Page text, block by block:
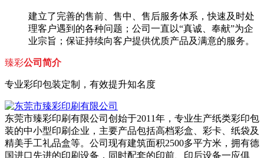
建立了完善的售前、售中、售后服务体系，快速及时处
理客户遇到的各种问题；公司一直以“真诚、奉献”为企
业宗旨；保证持续向客户提供优质产品及满意的服务。
臻彩公司简介
专业彩印包装定制，有效提升知名度
东莞市臻彩印刷有限公司创始于2011年，专业生产纸类彩印包
装的中小型印刷企业，主要产品包括高档彩盒、彩卡、纸袋及
精美手工礼品盒等。公司现有建筑面积2500多平方米，拥有德
国进口先进的印刷设备，同时配套的印前、印后设备一应俱